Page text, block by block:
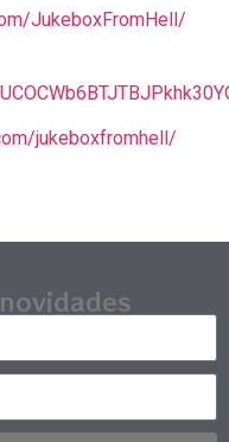
JukeboxFromHell/
jukeboxfromhell/